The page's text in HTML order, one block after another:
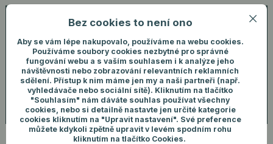
Menu
+420 731 292 460
Přihlášení
Hledat
ks
Bez cookies to není ono
Aby se vám lépe nakupovalo, používáme na webu cookies.
Používáme soubory cookies nezbytné pro správné
fungování webu a s vaším souhlasem i k analýze jeho
návštěvnosti nebo zobrazování relevantních reklamních
sdělení. Přístup k nim máme jen my a naši partneři (např.
vyhledávače nebo sociální sítě). Kliknutím na tlačítko
"Souhlasím" nám dáváte souhlas používat všechny
cookies, nebo si detailně nastavte jen určité kategorie
cookies kliknutím na "Upravit nastavení". Své preference
můžete kdykoli zpětně upravit v levém spodním rohu
kliknutím na tlačítko Cookies.